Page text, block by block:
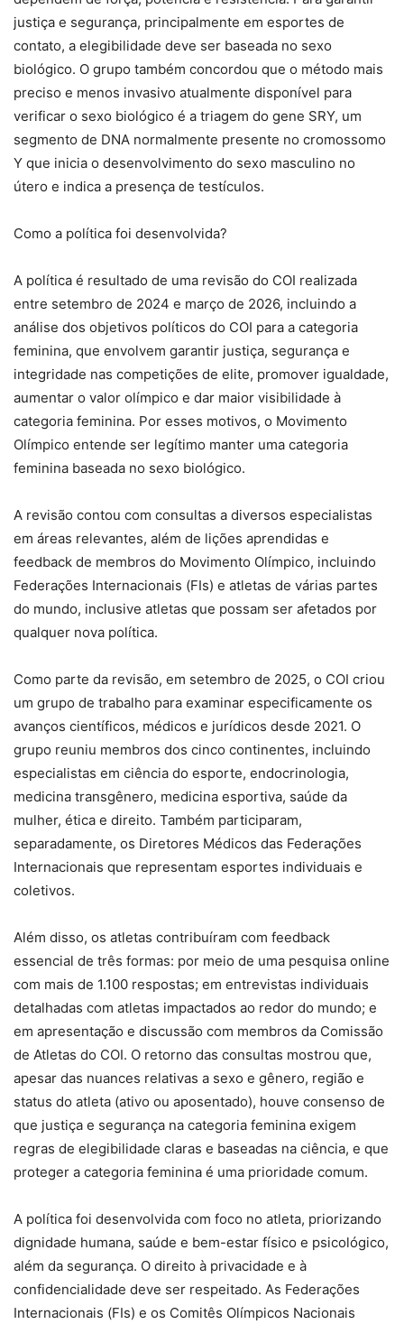
justiça e segurança, principalmente em esportes de
contato, a elegibilidade deve ser baseada no sexo
biológico. O grupo também concordou que o método mais
preciso e menos invasivo atualmente disponível para
verificar o sexo biológico é a triagem do gene SRY, um
segmento de DNA normalmente presente no cromossomo
Y que inicia o desenvolvimento do sexo masculino no
útero e indica a presença de testículos.
Como a política foi desenvolvida?
A política é resultado de uma revisão do COI realizada
entre setembro de 2024 e março de 2026, incluindo a
análise dos objetivos políticos do COI para a categoria
feminina, que envolvem garantir justiça, segurança e
integridade nas competições de elite, promover igualdade,
aumentar o valor olímpico e dar maior visibilidade à
categoria feminina. Por esses motivos, o Movimento
Olímpico entende ser legítimo manter uma categoria
feminina baseada no sexo biológico.
A revisão contou com consultas a diversos especialistas
em áreas relevantes, além de lições aprendidas e
feedback de membros do Movimento Olímpico, incluindo
Federações Internacionais (FIs) e atletas de várias partes
do mundo, inclusive atletas que possam ser afetados por
qualquer nova política.
Como parte da revisão, em setembro de 2025, o COI criou
um grupo de trabalho para examinar especificamente os
avanços científicos, médicos e jurídicos desde 2021. O
grupo reuniu membros dos cinco continentes, incluindo
especialistas em ciência do esporte, endocrinologia,
medicina transgênero, medicina esportiva, saúde da
mulher, ética e direito. Também participaram,
separadamente, os Diretores Médicos das Federações
Internacionais que representam esportes individuais e
coletivos.
Além disso, os atletas contribuíram com feedback
essencial de três formas: por meio de uma pesquisa online
com mais de 1.100 respostas; em entrevistas individuais
detalhadas com atletas impactados ao redor do mundo; e
em apresentação e discussão com membros da Comissão
de Atletas do COI. O retorno das consultas mostrou que,
apesar das nuances relativas a sexo e gênero, região e
status do atleta (ativo ou aposentado), houve consenso de
que justiça e segurança na categoria feminina exigem
regras de elegibilidade claras e baseadas na ciência, e que
proteger a categoria feminina é uma prioridade comum.
A política foi desenvolvida com foco no atleta, priorizando
dignidade humana, saúde e bem-estar físico e psicológico,
além da segurança. O direito à privacidade e à
confidencialidade deve ser respeitado. As Federações
Internacionais (FIs) e os Comitês Olímpicos Nacionais